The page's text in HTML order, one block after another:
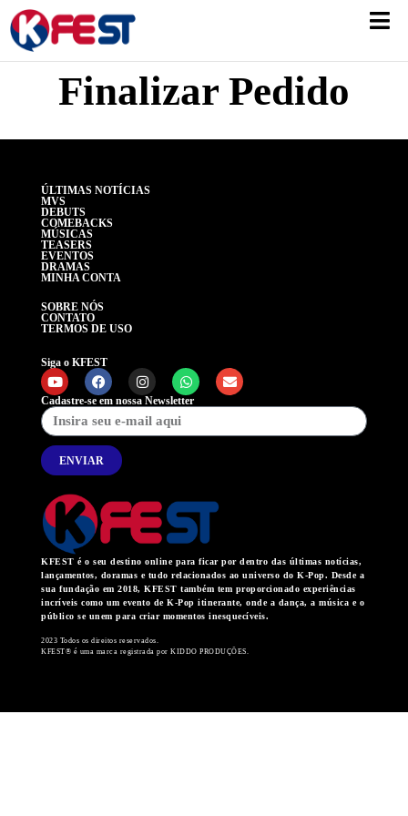
Finalizar Pedido
ÚLTIMAS NOTÍCIAS
MVS
DEBUTS
COMEBACKS
MÚSICAS
TEASERS
EVENTOS
DRAMAS
MINHA CONTA
SOBRE NÓS
CONTATO
TERMOS DE USO
Siga o KFEST
Cadastre-se em nossa Newsletter
ENVIAR
KFEST é o seu destino online para ficar por dentro das últimas notícias,
lançamentos, doramas e tudo relacionados ao universo do K-Pop. Desde a
sua fundação em 2018, KFEST também tem proporcionado experiências
incríveis como um evento de K-Pop itinerante, onde a dança, a música e o
público se unem para criar momentos inesquecíveis.
2023 Todos os direitos reservados.
KFEST® é uma marca registrada por KIDDO PRODUÇÕES.